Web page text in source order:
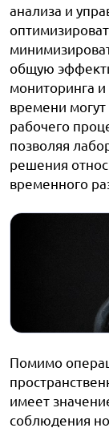
анализа и
общую
мониторинга
времени
рабочего
позволяя
решения
временного
Помимо
имеет
соблюдения